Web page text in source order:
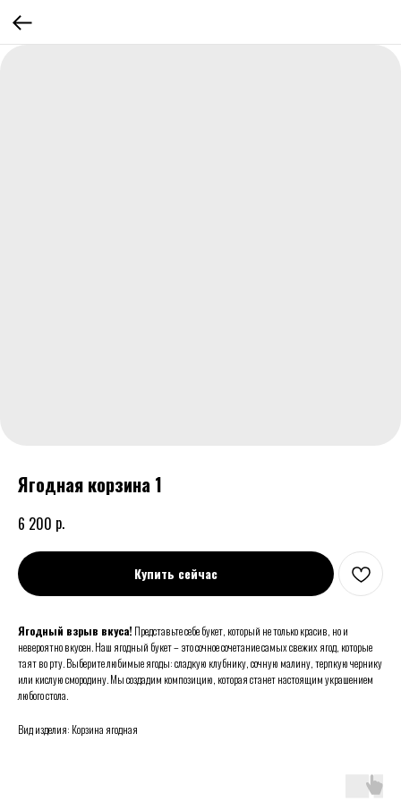
Ягодная корзина 1
6 200 р.
Купить сейчас
Ягодный взрыв вкуса! Представьте себе букет, который не только красив, но и
невероятно вкусен. Наш ягодный букет – это сочное сочетание самых свежих ягод, которые
таят во рту. Выберите любимые ягоды: сладкую клубнику, сочную малину, терпкую чернику
или кислую смородину. Мы создадим композицию, которая станет настоящим украшением
любого стола.
Вид изделия: Корзина ягодная